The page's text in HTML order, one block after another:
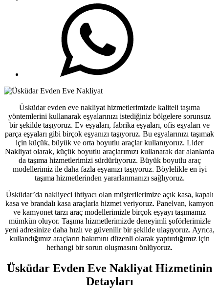
Üsküdar evden eve nakliyat hizmetlerimizde kaliteli taşıma
yöntemlerini kullanarak eşyalarınızı istediğiniz bölgelere sorunsuz
bir şekilde taşıyoruz. Ev eşyaları, fabrika eşyaları, ofis eşyaları ve
parça eşyaları gibi birçok eşyanızı taşıyoruz. Bu eşyalarınızı taşımak
için küçük, büyük ve orta boyutlu araçlar kullanıyoruz. Lider
Nakliyat olarak, küçük boyutlu araçlarımızı kullanarak dar alanlarda
da taşıma hizmetlerimizi sürdürüyoruz. Büyük boyutlu araç
modellerimiz ile daha fazla eşyanızı taşıyoruz. Böylelikle en iyi
taşıma hizmetlerinden yararlanmanızı sağlıyoruz.
Üsküdar’da nakliyeci ihtiyacı olan müşterilerimize açık kasa, kapalı
kasa ve brandalı kasa araçlarla hizmet veriyoruz. Panelvan, kamyon
ve kamyonet tarzı araç modellerimizle birçok eşyayı taşımamız
mümkün oluyor. Taşıma hizmetlerimizde deneyimli şoförlerimizle
yeni adresinize daha hızlı ve güvenilir bir şekilde ulaşıyoruz. Ayrıca,
kullandığımız araçların bakımını düzenli olarak yaptırdığımız için
herhangi bir sorun oluşmasını önlüyoruz.
Üsküdar Evden Eve Nakliyat Hizmetinin
Detayları